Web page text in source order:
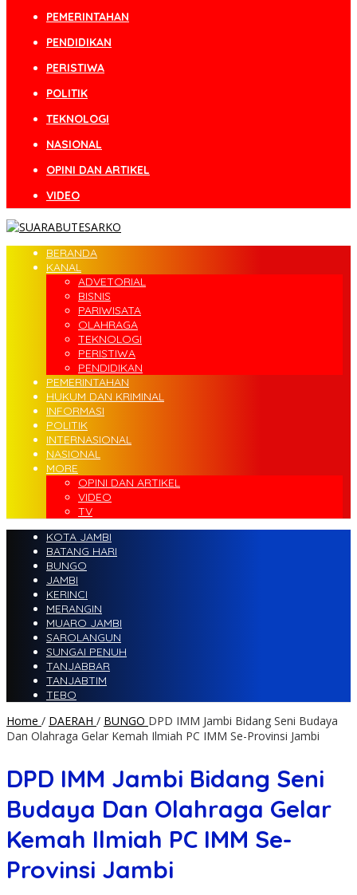
PEMERINTAHAN
PENDIDIKAN
PERISTIWA
POLITIK
TEKNOLOGI
NASIONAL
OPINI DAN ARTIKEL
VIDEO
BERANDA
KANAL
ADVETORIAL
BISNIS
PARIWISATA
OLAHRAGA
TEKNOLOGI
PERISTIWA
PENDIDIKAN
PEMERINTAHAN
HUKUM DAN KRIMINAL
INFORMASI
POLITIK
INTERNASIONAL
NASIONAL
MORE
OPINI DAN ARTIKEL
VIDEO
TV
KOTA JAMBI
BATANG HARI
BUNGO
JAMBI
KERINCI
MERANGIN
MUARO JAMBI
SAROLANGUN
SUNGAI PENUH
TANJABBAR
TANJABTIM
TEBO
Home / DAERAH / BUNGO DPD IMM Jambi Bidang Seni Budaya
Dan Olahraga Gelar Kemah Ilmiah PC IMM Se-Provinsi Jambi
DPD IMM Jambi Bidang Seni
Budaya Dan Olahraga Gelar
Kemah Ilmiah PC IMM Se-
Provinsi Jambi